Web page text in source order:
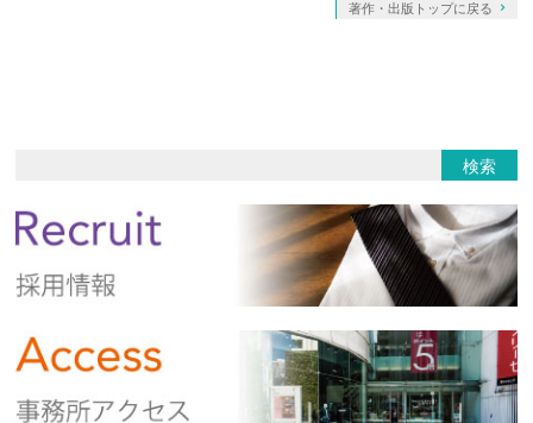
著作・出版トップに戻る